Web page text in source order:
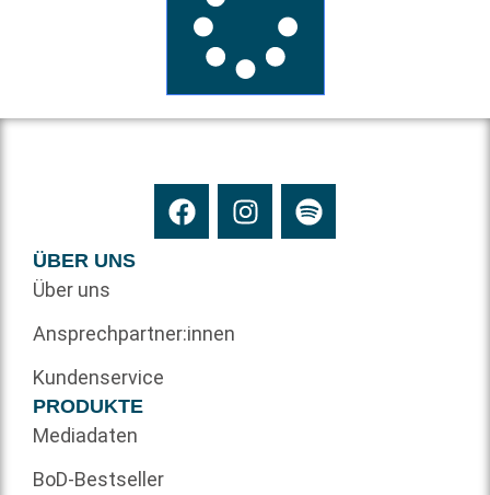
ÜBER UNS
Über uns
Ansprechpartner:innen
Kundenservice
PRODUKTE
Mediadaten
BoD-Bestseller